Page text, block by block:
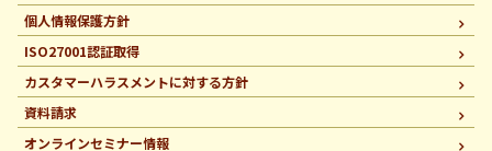
個人情報保護方針
ISO27001認証取得
カスタマーハラスメントに対する方針
資料請求
オンラインセミナー情報